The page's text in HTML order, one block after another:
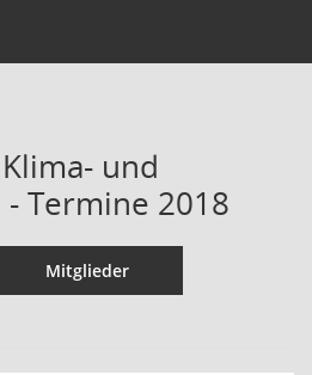
und
Termine 2018
Mitglieder